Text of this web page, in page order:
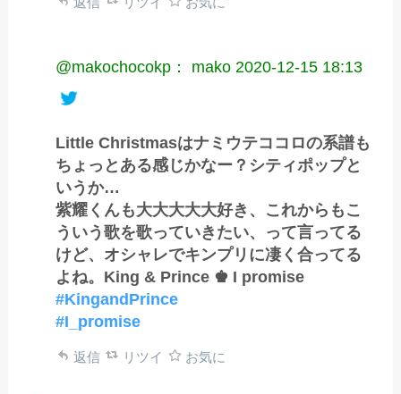
@makochocokp： mako 2020-12-15 18:13
Little Christmasはナミウテココロの系譜も
ちょっとある感じかなー？シティポップと
いうか…
紫耀くんも大大大大大好き、これからもこ
ういう歌を歌っていきたい、って言ってる
けど、オシャレでキンプリに凄く合ってる
よね。King & Prince ♚ I promise
#KingandPrince
#I_promise
返信 リツイ お気に